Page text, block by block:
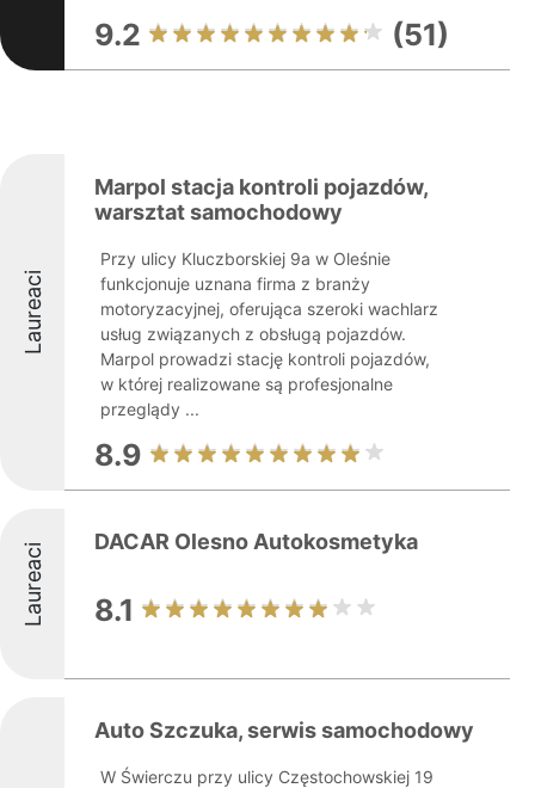
9.2 (51)
Laureaci
Marpol stacja kontroli pojazdów,
warsztat samochodowy
Przy ulicy Kluczborskiej 9a w Oleśnie
funkcjonuje uznana firma z branży
motoryzacyjnej, oferująca szeroki wachlarz
usług związanych z obsługą pojazdów.
Marpol prowadzi stację kontroli pojazdów,
w której realizowane są profesjonalne
przeglądy ...
8.9
Laureaci DACAR Olesno Autokosmetyka
8.1
Auto Szczuka, serwis samochodowy
W Świerczu przy ulicy Częstochowskiej 19